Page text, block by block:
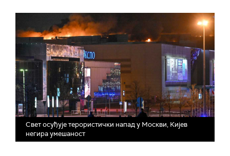
Свет осуђује терористички напад у Москви, Кијев
негира умешаност